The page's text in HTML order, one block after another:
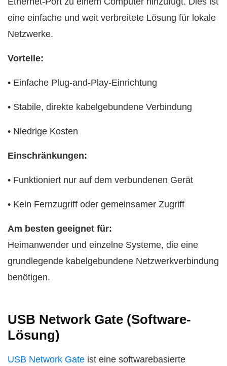
eine einfache und weit verbreitete Lösung für lokale
Netzwerke.
Vorteile:
• Einfache Plug-and-Play-Einrichtung
• Stabile, direkte kabelgebundene Verbindung
• Niedrige Kosten
Einschränkungen:
• Funktioniert nur auf dem verbundenen Gerät
• Kein Fernzugriff oder gemeinsamer Zugriff
Am besten geeignet für:
Heimanwender und einzelne Systeme, die eine
grundlegende kabelgebundene Netzwerkverbindung
benötigen.
USB Network Gate (Software-
Lösung)
USB Network Gate ist eine softwarebasierte